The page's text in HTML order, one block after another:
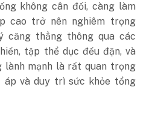
không cân đối, càng làm
cao trở nên nghiêm trọng
căng thẳng thông qua các
tập thể dục đều đặn, và
mạnh là rất quan trọng
áp và duy trì sức khỏe tổng